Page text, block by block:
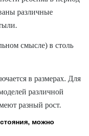
различные
смысле) в столь
в размерах. Для
различной
разный рост.
можно